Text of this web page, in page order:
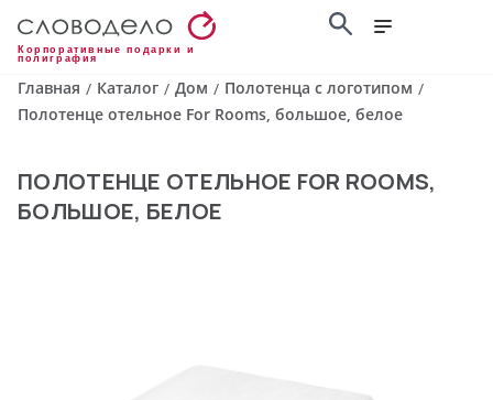
Корпоративные подарки и
полиграфия
Главная / Каталог / Дом / Полотенца с логотипом /
Полотенце отельное For Rooms, большое, белое
ПОЛОТЕНЦЕ ОТЕЛЬНОЕ FOR ROOMS,
БОЛЬШОЕ, БЕЛОЕ